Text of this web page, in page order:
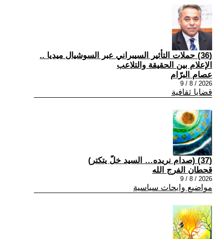
(36) حملات التأثير السيبراني عبر السوشيال ميديا ..
الإعلام بين الحقيقة والتلاعب
عصام البرّام
2026 / 8 / 9
قضايا ثقافية
(37) (صدام نريده… السيد خلّ يتكتر)
قحطان الفرج الله
2026 / 8 / 9
مواضيع وابحاث سياسية